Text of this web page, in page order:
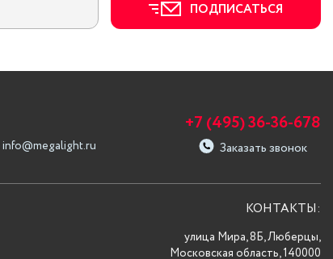
ПОДПИСАТЬСЯ
info@megalight.ru
+7 (495) 36-36-678
Заказать звонок
КОНТАКТЫ:
улица Мира, 8Б, Люберцы,
Московская область, 140000